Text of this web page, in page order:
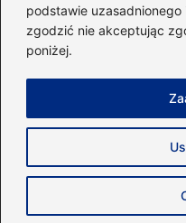
podstawie
zgodzić nie akceptując
poniżej.
Sprzęt i akcesoria
Suplementy(38)
Copyright
Zasady
Napisz do nas